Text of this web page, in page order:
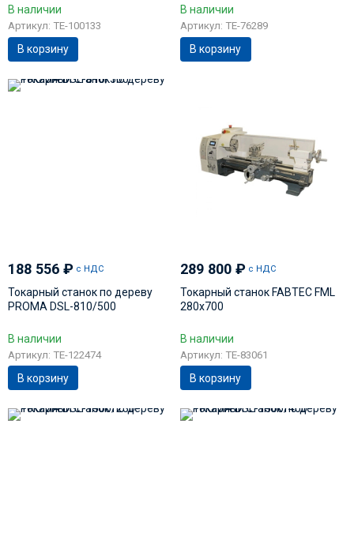
В наличии
Артикул: TE-100133
В корзину
В наличии
Артикул: TE-76289
В корзину
188 556 ₽ с НДС
Токарный станок по дереву
PROMA DSL-810/500
В наличии
Артикул: TE-122474
В корзину
289 800₽ с НДС
Токарный станок FABTEC FML
280х700
В наличии
Артикул: TE-83061
В корзину